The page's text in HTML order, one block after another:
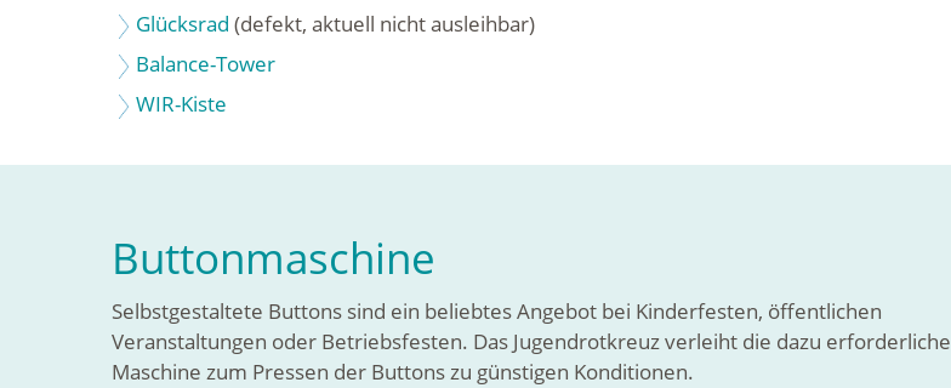
Glücksrad (defekt, aktuell nicht ausleihbar)
Balance-Tower
WIR-Kiste
Buttonmaschine
Selbstgestaltete Buttons sind ein beliebtes Angebot bei Kinderfesten, öffentlichen
Veranstaltungen oder Betriebsfesten. Das Jugendrotkreuz verleiht die dazu erforderliche
Maschine zum Pressen der Buttons zu günstigen Konditionen.